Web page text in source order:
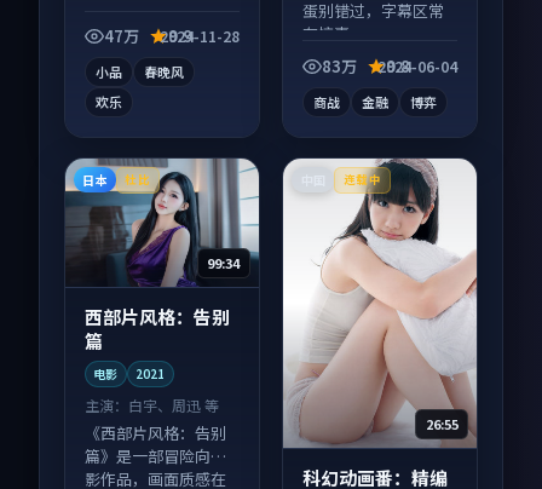
蛋别错过，字幕区常
47万 9.9
2024-11-28
小品
春晚风
欢乐
蛋别错过，字幕区常
有惊喜。
83万
9.8
2024-06-04
商战 金融 博弈
日本 杜比
99:34
西部片风格：告别
篇
电影 2021
主演： 白宇、周迅 等
《西部片风格：告别
篇》是一部冒险向电
影作品，画面质感在
连载中
26:55
科幻动画番：精编